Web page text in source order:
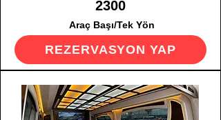
2300
Araç Başı/Tek Yön
REZERVASYON YAP